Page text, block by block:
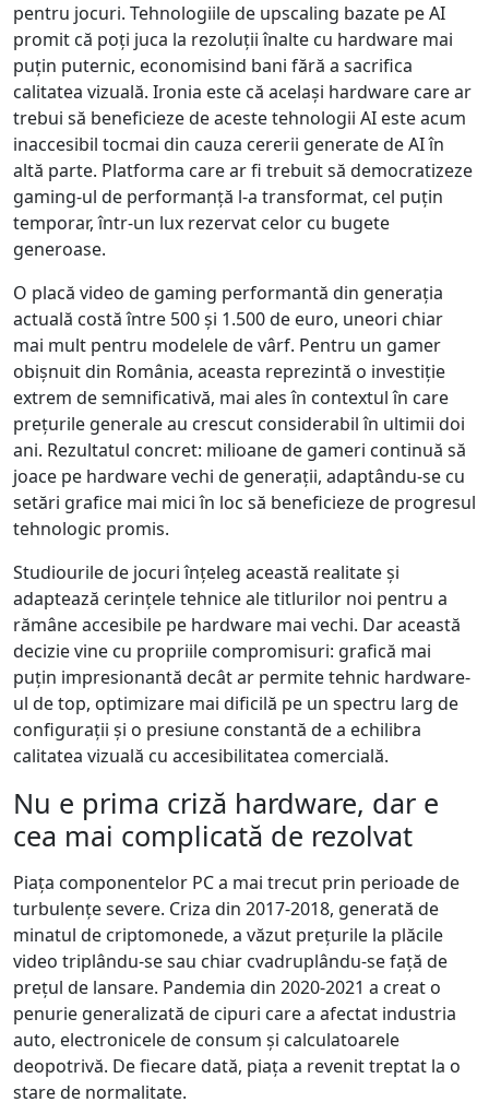
pentru jocuri. Tehnologiile de upscaling bazate pe AI
promit că poți juca la rezoluții înalte cu hardware mai
puțin puternic, economisind bani fără a sacrifica
calitatea vizuală. Ironia este că același hardware care ar
trebui să beneficieze de aceste tehnologii AI este acum
inaccesibil tocmai din cauza cererii generate de AI în
altă parte. Platforma care ar fi trebuit să democratizeze
gaming-ul de performanță l-a transformat, cel puțin
temporar, într-un lux rezervat celor cu bugete
generoase.
O placă video de gaming performantă din generația
actuală costă între 500 și 1.500 de euro, uneori chiar
mai mult pentru modelele de vârf. Pentru un gamer
obișnuit din România, aceasta reprezintă o investiție
extrem de semnificativă, mai ales în contextul în care
prețurile generale au crescut considerabil în ultimii doi
ani. Rezultatul concret: milioane de gameri continuă să
joace pe hardware vechi de generații, adaptându-se cu
setări grafice mai mici în loc să beneficieze de progresul
tehnologic promis.
Studiourile de jocuri înțeleg această realitate și
adaptează cerințele tehnice ale titlurilor noi pentru a
rămâne accesibile pe hardware mai vechi. Dar această
decizie vine cu propriile compromisuri: grafică mai
puțin impresionantă decât ar permite tehnic hardware-
ul de top, optimizare mai dificilă pe un spectru larg de
configurații și o presiune constantă de a echilibra
calitatea vizuală cu accesibilitatea comercială.
Nu e prima criză hardware, dar e
cea mai complicată de rezolvat
Piața componentelor PC a mai trecut prin perioade de
turbulențe severe. Criza din 2017-2018, generată de
minatul de criptomonede, a văzut prețurile la plăcile
video triplându-se sau chiar cvadruplându-se față de
prețul de lansare. Pandemia din 2020-2021 a creat o
penurie generalizată de cipuri care a afectat industria
auto, electronicele de consum și calculatoarele
deopotrivă. De fiecare dată, piața a revenit treptat la o
stare de normalitate.